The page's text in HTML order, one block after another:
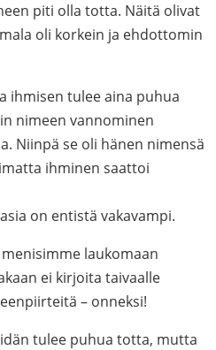
piti olla totta. Näitä olivat
oli korkein ja ehdottomin
ihmisen tulee aina puhua
nimeen vannominen
Niinpä se oli hänen nimensä
ihminen saattoi
on entistä vakavampi.
laukomaan
ei kirjoita taivaalle
– onneksi!
tulee puhua totta, mutta